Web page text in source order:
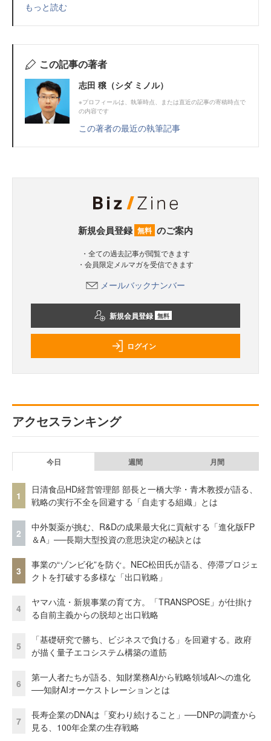
もっと読む
この記事の著者
志田 穣（シダ ミノル）
※プロフィールは、執筆時点、または直近の記事の寄稿時点で
の内容です
この著者の最近の執筆記事
新規会員登録 無料 のご案内
・全ての過去記事が閲覧できます
・会員限定メルマガを受信できます
メールバックナンバー
新規会員登録 無料
ログイン
アクセスランキング
今日 週間 月間
1
日清食品HD経営管理部 部長と一橋大学・青木教授が語る、
戦略の実行不全を回避する「自走する組織」とは
2
中外製薬が挑む、R&Dの成果最大化に貢献する「進化版FP
＆A」──長期大型投資の意思決定の秘訣とは
3
事業の“ゾンビ化”を防ぐ。NEC松田氏が語る、停滞プロジェ
クトを打破する多様な「出口戦略」
4
ヤマハ流・新規事業の育て方。「TRANSPOSE」が仕掛け
る自前主義からの脱却と出口戦略
5
「基礎研究で勝ち、ビジネスで負ける」を回避する。政府
が描く量子エコシステム構築の道筋
6
第一人者たちが語る、知財業務AIから戦略領域AIへの進化
──知財AIオーケストレーションとは
7
長寿企業のDNAは「変わり続けること」──DNPの調査から
見る、100年企業の生存戦略